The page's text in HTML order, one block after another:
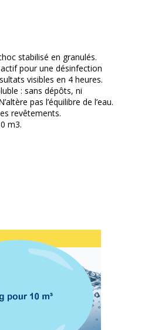
stabilisé en granulés.
pour une désinfection
visibles en 4 heures.
: sans dépôts, ni
pas l’équilibre de l’eau.
revêtements.
m3.